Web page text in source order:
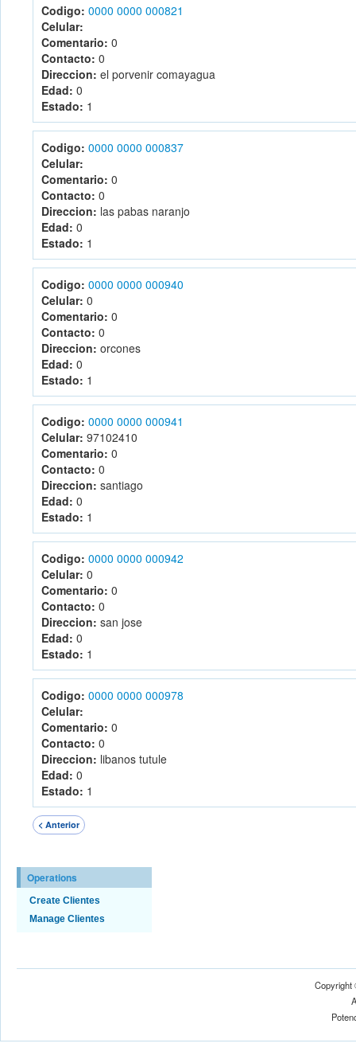
Codigo: 0000 0000 000821
Celular:
Comentario: 0
Contacto: 0
Direccion: el porvenir comayagua
Edad: 0
Estado: 1
Codigo: 0000 0000 000837
Celular:
Comentario: 0
Contacto: 0
Direccion: las pabas naranjo
Edad: 0
Estado: 1
Codigo: 0000 0000 000940
Celular: 0
Comentario: 0
Contacto: 0
Direccion: orcones
Edad: 0
Estado: 1
Codigo: 0000 0000 000941
Celular: 97102410
Comentario: 0
Contacto: 0
Direccion: santiago
Edad: 0
Estado: 1
Codigo: 0000 0000 000942
Celular: 0
Comentario: 0
Contacto: 0
Direccion: san jose
Edad: 0
Estado: 1
Codigo: 0000 0000 000978
Celular:
Comentario: 0
Contacto: 0
Direccion: libanos tutule
Edad: 0
Estado: 1
< Anterior
Operations
Create Clientes
Manage Clientes
Copyright